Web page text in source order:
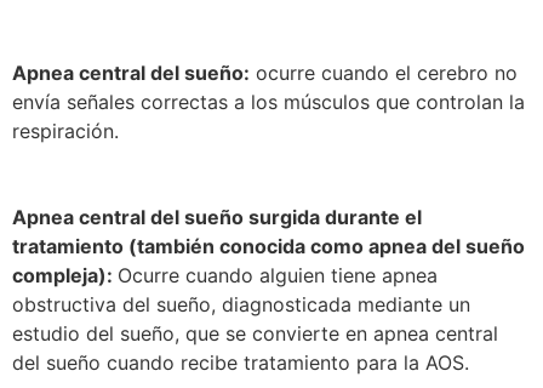
Apnea central del sueño: ocurre cuando el cerebro no
envía señales correctas a los músculos que controlan la
respiración.
Apnea central del sueño surgida durante el
tratamiento (también conocida como apnea del sueño
compleja): Ocurre cuando alguien tiene apnea
obstructiva del sueño, diagnosticada mediante un
estudio del sueño, que se convierte en apnea central
del sueño cuando recibe tratamiento para la AOS.